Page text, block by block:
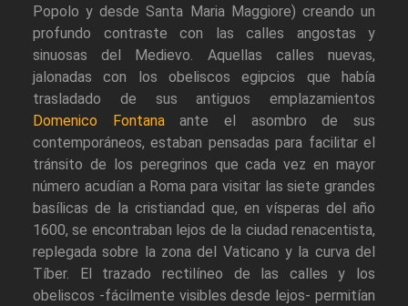
Popolo y desde Santa Maria Maggiore) creando un
profundo contraste con las calles angostas y
sinuosas del Medievo. Aquellas calles nuevas,
jalonadas con los obeliscos egipcios que había
trasladado de sus antiguos emplazamientos
Domenico Fontanaante el asombro de sus
contemporáneos, estaban pensadas para facilitar el
tránsito de los peregrinos que cada vez en mayor
número acudían a Roma para visitar las siete grandes
basílicas de la cristiandad que, en vísperas del año
1600, se encontraban lejos de la ciudad renacentista,
replegada sobre la zona del Vaticano y la curva del
Tíber. El trazado rectilíneo de las calles y los
obeliscos -fácilmente visibles desde lejos- permitían